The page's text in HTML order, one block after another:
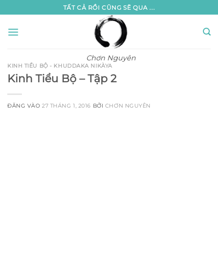
qua
nội
TẤT CẢ RỒI CŨNG SẼ QUA ...
Chơn Nguyên
KINH TIỂU BỘ - KHUDDAKA NIKÀYA
Kinh Tiểu Bộ – Tập 2
ĐĂNG VÀO27 THÁNG 1, 2016 BỞI CHƠN NGUYÊN